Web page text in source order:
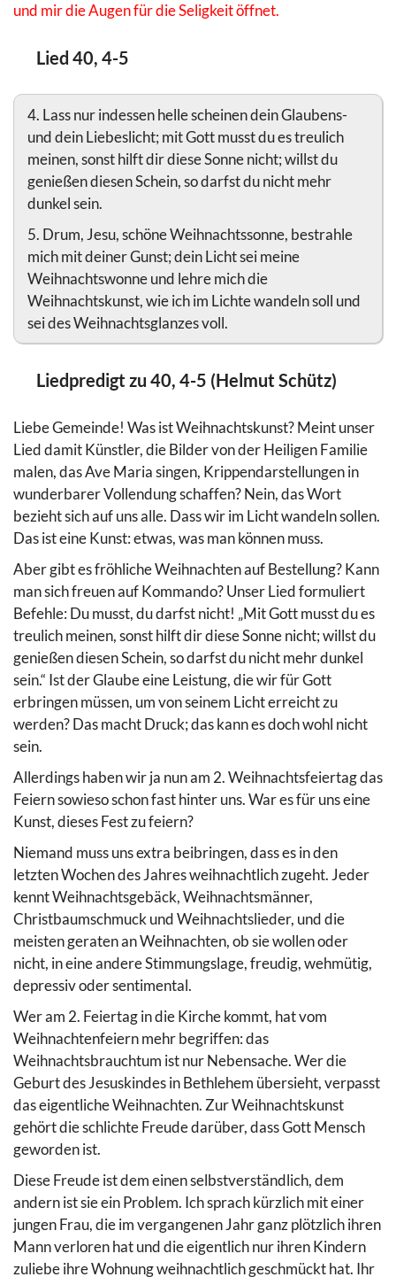
und mir die Augen für die Seligkeit öffnet.
Lied 40, 4-5
4. Lass nur indessen helle scheinen dein Glaubens-
und dein Liebeslicht; mit Gott musst du es treulich
meinen, sonst hilft dir diese Sonne nicht; willst du
genießen diesen Schein, so darfst du nicht mehr
dunkel sein.
5. Drum, Jesu, schöne Weihnachtssonne, bestrahle
mich mit deiner Gunst; dein Licht sei meine
Weihnachtswonne und lehre mich die
Weihnachtskunst, wie ich im Lichte wandeln soll und
sei des Weihnachtsglanzes voll.
Liedpredigt zu 40, 4-5 (Helmut Schütz)
Liebe Gemeinde! Was ist Weihnachtskunst? Meint unser
Lied damit Künstler, die Bilder von der Heiligen Familie
malen, das Ave Maria singen, Krippendarstellungen in
wunderbarer Vollendung schaffen? Nein, das Wort
bezieht sich auf uns alle. Dass wir im Licht wandeln sollen.
Das ist eine Kunst: etwas, was man können muss.
Aber gibt es fröhliche Weihnachten auf Bestellung? Kann
man sich freuen auf Kommando? Unser Lied formuliert
Befehle: Du musst, du darfst nicht! „Mit Gott musst du es
treulich meinen, sonst hilft dir diese Sonne nicht; willst du
genießen diesen Schein, so darfst du nicht mehr dunkel
sein.“ Ist der Glaube eine Leistung, die wir für Gott
erbringen müssen, um von seinem Licht erreicht zu
werden? Das macht Druck; das kann es doch wohl nicht
sein.
Allerdings haben wir ja nun am 2. Weihnachtsfeiertag das
Feiern sowieso schon fast hinter uns. War es für uns eine
Kunst, dieses Fest zu feiern?
Niemand muss uns extra beibringen, dass es in den
letzten Wochen des Jahres weihnachtlich zugeht. Jeder
kennt Weihnachtsgebäck, Weihnachtsmänner,
Christbaumschmuck und Weihnachtslieder, und die
meisten geraten an Weihnachten, ob sie wollen oder
nicht, in eine andere Stimmungslage, freudig, wehmütig,
depressiv oder sentimental.
Wer am 2. Feiertag in die Kirche kommt, hat vom
Weihnachtenfeiern mehr begriffen: das
Weihnachtsbrauchtum ist nur Nebensache. Wer die
Geburt des Jesuskindes in Bethlehem übersieht, verpasst
das eigentliche Weihnachten. Zur Weihnachtskunst
gehört die schlichte Freude darüber, dass Gott Mensch
geworden ist.
Diese Freude ist dem einen selbstverständlich, dem
andern ist sie ein Problem. Ich sprach kürzlich mit einer
jungen Frau, die im vergangenen Jahr ganz plötzlich ihren
Mann verloren hat und die eigentlich nur ihren Kindern
zuliebe ihre Wohnung weihnachtlich geschmückt hat. Ihr